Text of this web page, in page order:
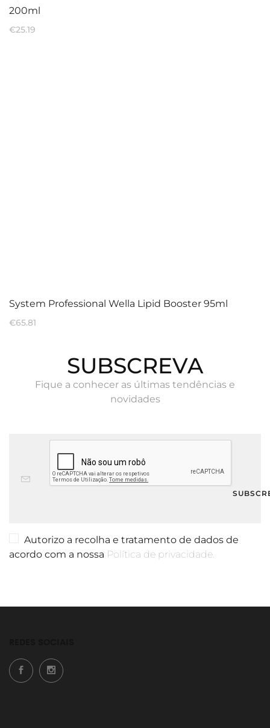
200ml
€25.19
System Professional Wella Lipid Booster 95ml
€65.81
SUBSCREVA
Fique a conhecer as últimas tendências e
novidades
Autorizo a recolha e tratamento de dados de
acordo com a nossa Política de privacidade.